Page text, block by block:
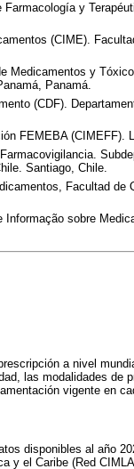
y
(CIME).
Medicamentos y
Panamá.
(CDF).
FEMEBA (CIMEFF).
Santiago, Chile.
Facultad de
sobre
a nivel
las modalidades de
vigente en
disponibles al año
y el Caribe (Red